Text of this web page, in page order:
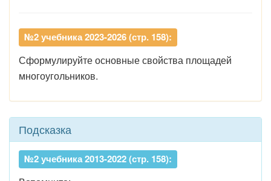
№2 учебника 2023-2026 (стр. 158):
Сформулируйте основные свойства площадей
многоугольников.
Подсказка
№2 учебника 2013-2022 (стр. 158):